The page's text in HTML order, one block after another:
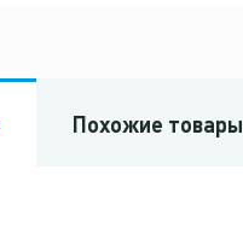
Похожие товары